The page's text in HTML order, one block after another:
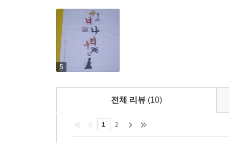
형태일지라도 천의 느낌과 색, 자수 기법 등을 통
5
전체 리뷰 (10)
1 2